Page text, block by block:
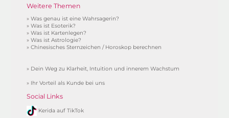
Weitere Themen
»Was genau ist eine Wahrsagerin?
»Was ist Esoterik?
»Was ist Kartenlegen?
»Was ist Astrologie?
»Chinesisches Sternzeichen / Horoskop berechnen
» Dein Weg zu Klarheit, Intuition und innerem Wachstum
» Ihr Vorteil als Kunde bei uns
Social Links
Kerida auf TikTok